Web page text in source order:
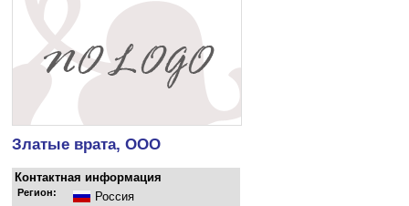
Златые врата, ООО
Контактная информация
Регион: Россия